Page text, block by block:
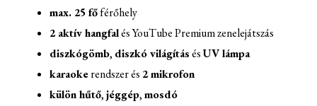
max. 25 főférőhely
2 aktív hangfalés YouTube Premium zenelejátszás
diszkógömb, diszkó világításésUV lámpa
karaokerendszer és 2 mikrofon
külön hűtő,jéggép,mosdó